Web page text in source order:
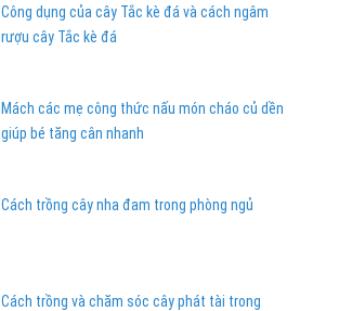
Công dụng của cây Tắc kè đá và cách ngâm
rượu cây Tắc kè đá
Mách các mẹ công thức nấu món cháo củ dền
giúp bé tăng cân nhanh
Cách trồng cây nha đam trong phòng ngủ
Cách trồng và chăm sóc cây phát tài trong